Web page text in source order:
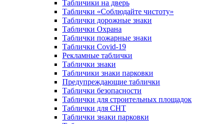
Табличики на дверь
Таблички «Соблюдайте чистоту»
Таблички дорожные знаки
Таблички Охрана
Таблички пожарные знаки
Таблички Covid-19
Рекламные таблички
Таблички знаки
Табличики знаки парковки
Предупреждающие таблички
Таблички безопасности
Таблички для строительных площадок
Таблички для СНТ
Таблички знаки парковки